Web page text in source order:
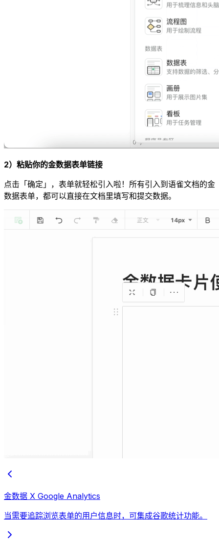
2）粘贴你的金数据表单链接
点击「确定」，表单就轻松引入啦！所有引入到语雀文档的金
数据表单，都可以直接在文档里填写和提交数据。
金数据 X Google Analytics
当需要追踪浏览表单的用户信息时，可集成谷歌统计功能。